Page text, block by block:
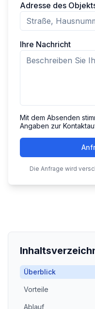
Überblick
Vorteile
Ablauf
Adresse des
Ihre Nachricht
Mit dem Absenden
Angaben zur
Die Anfrage wird